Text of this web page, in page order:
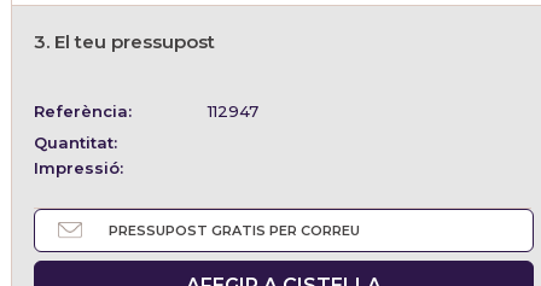
3. El teu pressupost
Referència:
112947
Quantitat:
Impressió:
PRESSUPOST GRATIS PER CORREU